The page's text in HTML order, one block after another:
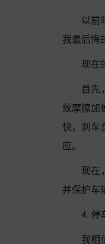
以前
我最后悔
现在
首先
致摩擦加
快，刹车
应。
现在
并保护车
4. 停
我相